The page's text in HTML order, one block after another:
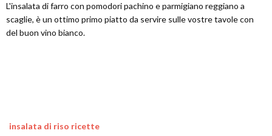
L'insalata di farro con pomodori pachino e parmigiano reggiano a
scaglie, è un ottimo primo piatto da servire sulle vostre tavole con
del buon vino bianco.
insalata di riso ricette